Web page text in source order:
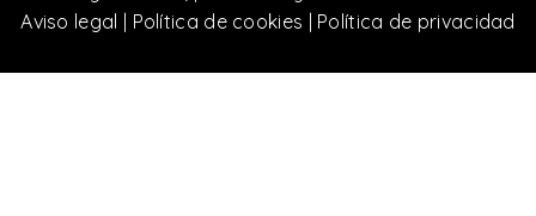
Aviso legal
Política de cookies Política de privacidad